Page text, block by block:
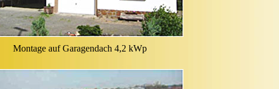
Montage auf Garagendach 4,2 kWp